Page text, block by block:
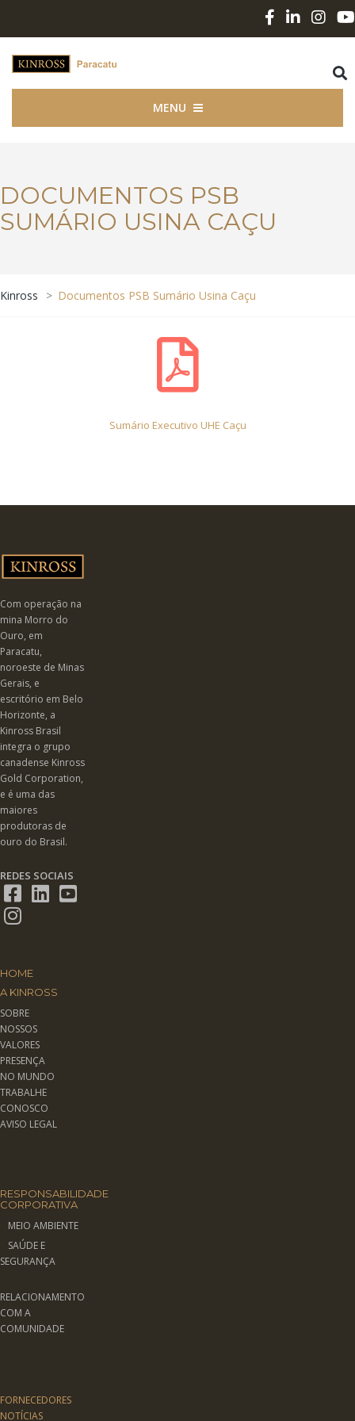
MENU
DOCUMENTOS PSB
SUMÁRIO USINA CAÇU
Kinross > Documentos PSB Sumário Usina Caçu
Sumário Executivo UHE Caçu
Com operação na
mina Morro do
Ouro, em
Paracatu,
noroeste de Minas
Gerais, e
escritório em Belo
Horizonte, a
Kinross Brasil
integra o grupo
canadense Kinross
Gold Corporation,
e é uma das
maiores
produtoras de
ouro do Brasil.
REDES SOCIAIS
HOME
A KINROSS
SOBRE
NOSSOS
VALORES
PRESENÇA
NO MUNDO
TRABALHE
CONOSCO
AVISO LEGAL
RESPONSABILIDADE
CORPORATIVA
MEIO AMBIENTE
SAÚDE E
SEGURANÇA
RELACIONAMENTO
COM A
COMUNIDADE
FORNECEDORES
NOTÍCIAS